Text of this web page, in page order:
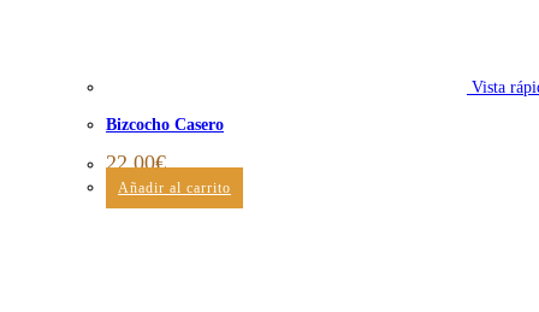
Vista
Bizcocho Casero
22,00€
Añadir al carrito